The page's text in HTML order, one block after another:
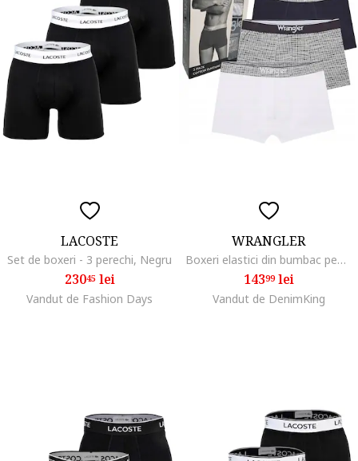
LACOSTE
Set de boxeri - 3 perechi, Negru
23045lei
Vandut de Fashion Days
WRANGLER
Boxeri elastici din bumbac pentru barbati, set 3 bucati, multicolor
14399lei
Vandut de DenimKing